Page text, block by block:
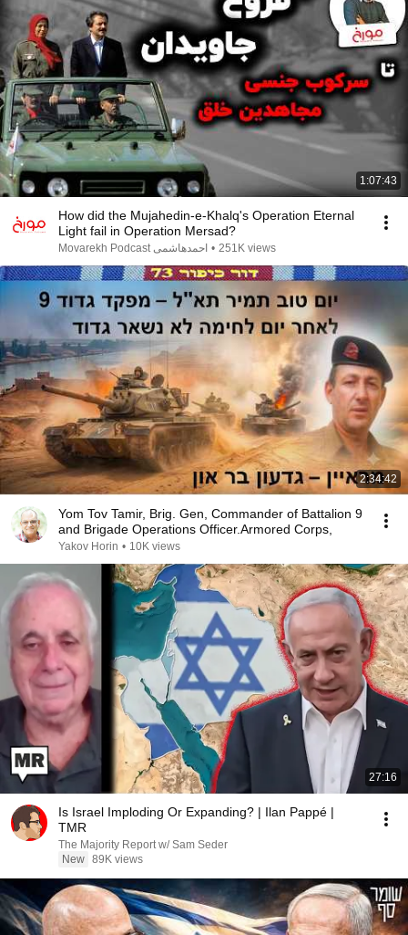
1:07:43
How did the Mujahedin-e-Khalq's Operation Eternal
Light fail in Operation Mersad?
Movarekh Podcast احمدهاشمی • 251K views
2:34:42
Yom Tov Tamir, Brig. Gen, Commander of Battalion 9
and Brigade Operations Officer.Armored Corps,
Yakov Horin • 10K views
27:16
Is Israel Imploding Or Expanding? | Ilan Pappé |
TMR
The Majority Report w/ Sam Seder
New 89K views